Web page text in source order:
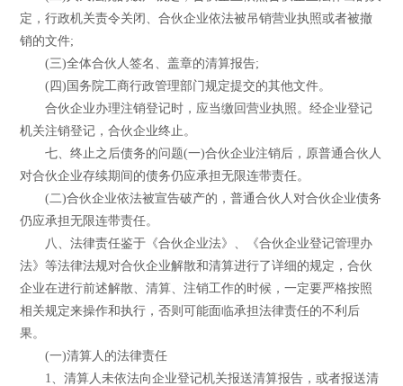
定，行政机关责令关闭、合伙企业依法被吊销营业执照或者被撤
销的文件;
(三)全体合伙人签名、盖章的清算报告;
(四)国务院工商行政管理部门规定提交的其他文件。
合伙企业办理注销登记时，应当缴回营业执照。经企业登记
机关注销登记，合伙企业终止。
七、终止之后债务的问题(一)合伙企业注销后，原普通合伙人
对合伙企业存续期间的债务仍应承担无限连带责任。
(二)合伙企业依法被宣告破产的，普通合伙人对合伙企业债务
仍应承担无限连带责任。
八、法律责任鉴于《合伙企业法》、《合伙企业登记管理办
法》等法律法规对合伙企业解散和清算进行了详细的规定，合伙
企业在进行前述解散、清算、注销工作的时候，一定要严格按照
相关规定来操作和执行，否则可能面临承担法律责任的不利后
果。
(一)清算人的法律责任
1、清算人未依法向企业登记机关报送清算报告，或者报送清